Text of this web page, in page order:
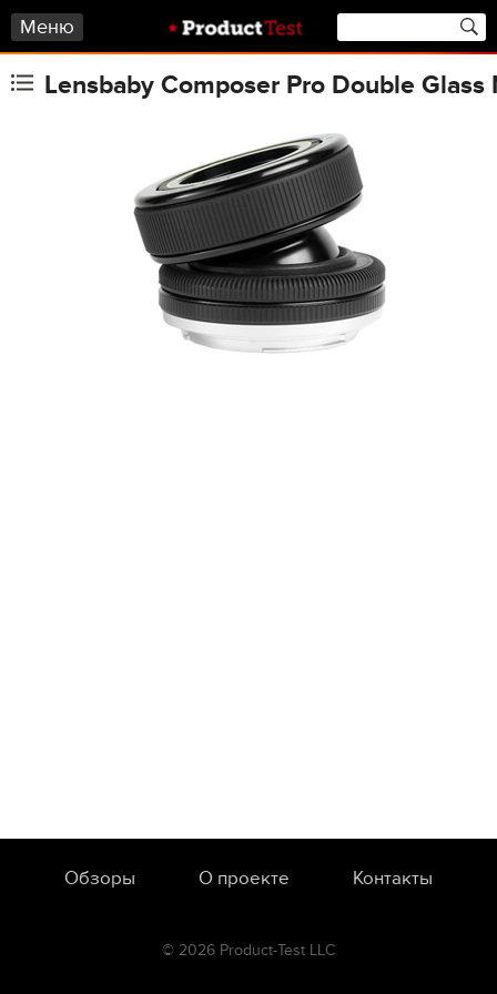
Меню
Lensbaby Composer Pro Double
Обзоры О проекте Контакты
© 2026 Product-Test LLC